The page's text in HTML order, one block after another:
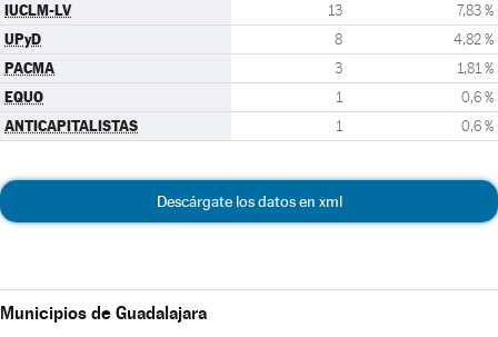
IUCLM-LV 13 7,83 %
UPyD 8 4,82 %
PACMA 3 1,81 %
EQUO 1 0,6 %
ANTICAPITALISTAS 1 0,6 %
Descárgate los datos en xml
Municipios de Guadalajara